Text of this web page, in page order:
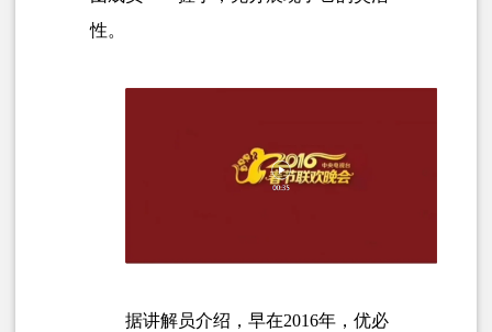
性。
据讲解员介绍，早在2016年，优必